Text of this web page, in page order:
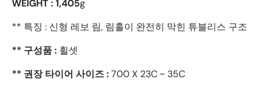
WEIGHT :1,405g
** 특징 : 신형 레보 림, 림홀이 완전히 막힌 튜블리스 구조
** 구성품 : 휠셋
** 권장 타이어 사이즈 :700 X 23C ~ 35C